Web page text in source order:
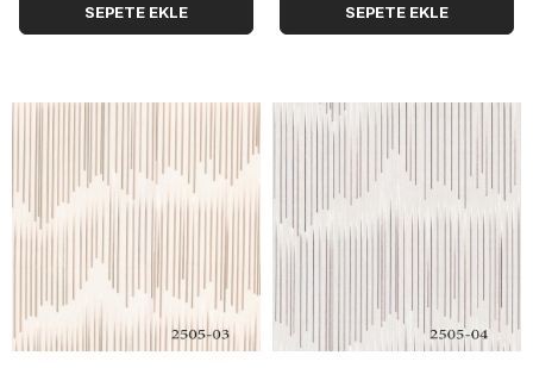
SEPETE EKLE SEPETE EKLE